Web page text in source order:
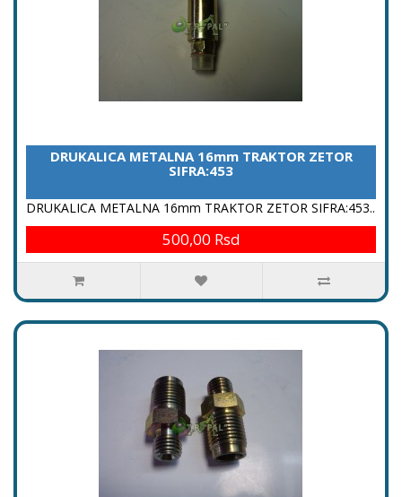
DRUKALICA METALNA 16mm TRAKTOR ZETOR
SIFRA:453
DRUKALICA METALNA 16mm TRAKTOR ZETOR SIFRA:453..
500,00 Rsd